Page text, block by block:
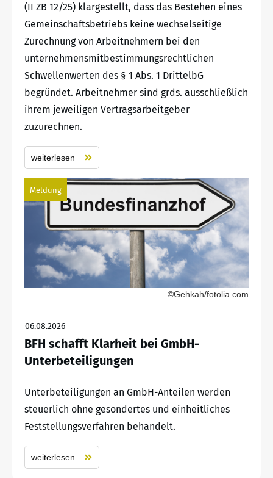
(II ZB 12/25) klargestellt, dass das Bestehen eines
Gemeinschaftsbetriebs keine wechselseitige
Zurechnung von Arbeitnehmern bei den
unternehmensmitbestimmungsrechtlichen
Schwellenwerten des § 1 Abs. 1 DrittelbG
begründet. Arbeitnehmer sind grds. ausschließlich
ihrem jeweiligen Vertragsarbeitgeber
zuzurechnen.
weiterlesen
Meldung
©Gehkah/fotolia.com
06.08.2026
BFH schafft Klarheit bei GmbH-
Unterbeteiligungen
Unterbeteiligungen an GmbH-Anteilen werden
steuerlich ohne gesondertes und einheitliches
Feststellungsverfahren behandelt.
weiterlesen